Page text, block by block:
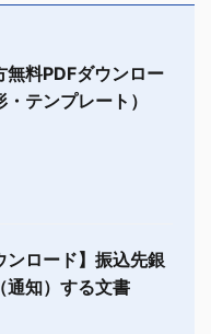
無料PDFダウンロー
テンプレート）
ンロード】振込先銀
通知）する文書